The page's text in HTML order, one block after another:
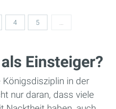
4 5
Einsteiger?
in der
nur daran, dass viele